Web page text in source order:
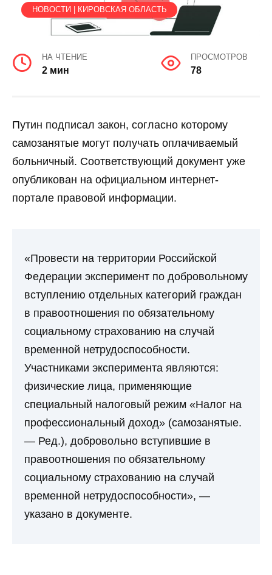
НОВОСТИ | КИРОВСКАЯ ОБЛАСТЬ
НА ЧТЕНИЕ
2 мин
ПРОСМОТРОВ
78
Путин подписал закон, согласно которому
самозанятые могут получать оплачиваемый
больничный. Соответствующий документ уже
опубликован на официальном интернет-
портале правовой информации.
«Провести на территории Российской
Федерации эксперимент по добровольному
вступлению отдельных категорий граждан
в правоотношения по обязательному
социальному страхованию на случай
временной нетрудоспособности.
Участниками эксперимента являются:
физические лица, применяющие
специальный налоговый режим «Налог на
профессиональный доход» (самозанятые.
— Ред.), добровольно вступившие в
правоотношения по обязательному
социальному страхованию на случай
временной нетрудоспособности», —
указано в документе.